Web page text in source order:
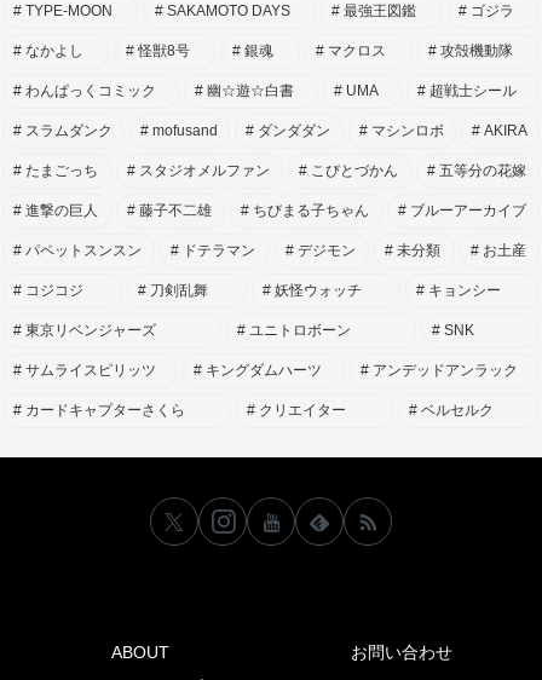
TYPE-MOON SAKAMOTO DAYS 最強王図鑑 ゴジラ
なかよし 怪獣8号 銀魂 マクロス 攻殻機動隊
わんぱっくコミック 幽☆遊☆白書 UMA 超戦士シール
スラムダンク mofusand ダンダダン マシンロボ AKIRA
たまごっち スタジオメルファン こびとづかん 五等分の花嫁
進撃の巨人 藤子不二雄 ちびまる子ちゃん ブルーアーカイブ
パペットスンスン ドテラマン デジモン 未分類 お土産
コジコジ 刀剣乱舞 妖怪ウォッチ キョンシー
東京リベンジャーズ ユニトロボーン SNK
サムライスピリッツ キングダムハーツ アンデッドアンラック
カードキャプターさくら クリエイター ベルセルク
ABOUT
お問い合わせ